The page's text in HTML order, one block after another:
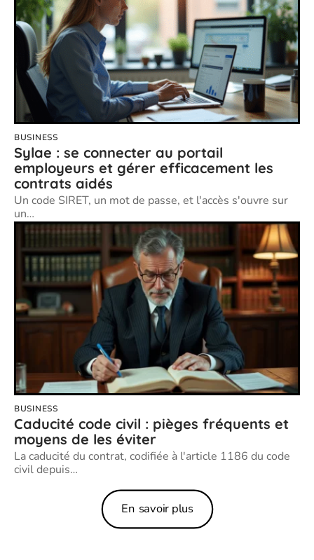
BUSINESS
Sylae : se connecter au portail
employeurs et gérer efficacement les
contrats aidés
Un code SIRET, un mot de passe, et l'accès s'ouvre sur
un…
BUSINESS
Caducité code civil : pièges fréquents et
moyens de les éviter
La caducité du contrat, codifiée à l'article 1186 du code
civil depuis…
En savoir plus